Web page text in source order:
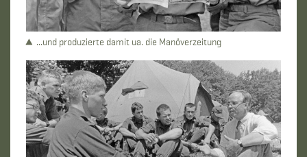
...und produzierte damit ua. die Manöverzeitung